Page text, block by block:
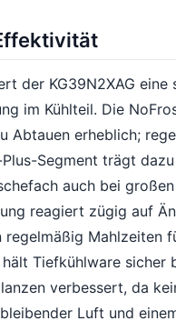
der KG39N2XAG
im Kühlteil. Die
Abtauen erheblich;
Segment trägt
auch bei
reagiert zügig auf
Mahlzeiten
Tiefkühlware sicher
verbessert, da
Luft und